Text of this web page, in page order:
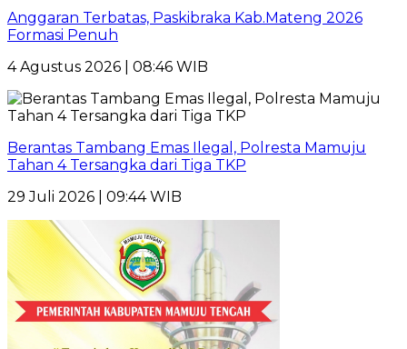
Anggaran Terbatas, Paskibraka Kab.Mateng 2026
Formasi Penuh
4 Agustus 2026 | 08:46 WIB
Berantas Tambang Emas Ilegal, Polresta Mamuju
Tahan 4 Tersangka dari Tiga TKP
29 Juli 2026 | 09:44 WIB